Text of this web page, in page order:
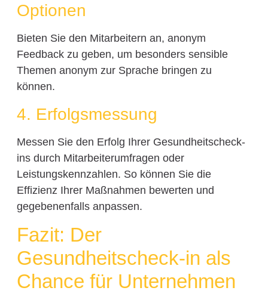
Optionen
Bieten Sie den Mitarbeitern an, anonym
Feedback zu geben, um besonders sensible
Themen anonym zur Sprache bringen zu
können.
4. Erfolgsmessung
Messen Sie den Erfolg Ihrer Gesundheitscheck-
ins durch Mitarbeiterumfragen oder
Leistungskennzahlen. So können Sie die
Effizienz Ihrer Maßnahmen bewerten und
gegebenenfalls anpassen.
Fazit: Der
Gesundheitscheck-in als
Chance für Unternehmen